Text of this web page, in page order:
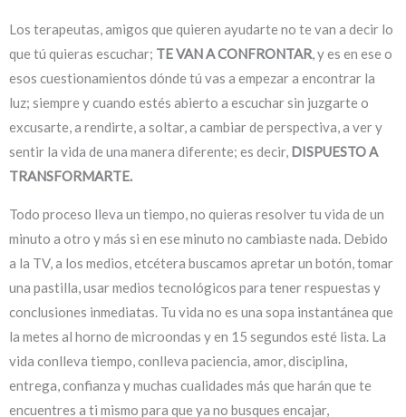
Los terapeutas, amigos que quieren ayudarte no te van a decir lo
que tú quieras escuchar; TE VAN A CONFRONTAR, y es en ese o
esos cuestionamientos dónde tú vas a empezar a encontrar la
luz; siempre y cuando estés abierto a escuchar sin juzgarte o
excusarte, a rendirte, a soltar, a cambiar de perspectiva, a ver y
sentir la vida de una manera diferente; es decir, DISPUESTO A
TRANSFORMARTE.
Todo proceso lleva un tiempo, no quieras resolver tu vida de un
minuto a otro y más si en ese minuto no cambiaste nada. Debido
a la TV, a los medios, etcétera buscamos apretar un botón, tomar
una pastilla, usar medios tecnológicos para tener respuestas y
conclusiones inmediatas. Tu vida no es una sopa instantánea que
la metes al horno de microondas y en 15 segundos esté lista. La
vida conlleva tiempo, conlleva paciencia, amor, disciplina,
entrega, confianza y muchas cualidades más que harán que te
encuentres a ti mismo para que ya no busques encajar,